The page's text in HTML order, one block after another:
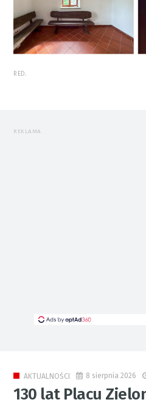
RED.
REKLAMA
AKTUALNOŚCI 8 sierpnia 2026
130 lat Placu